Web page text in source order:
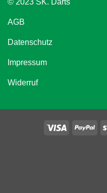
AGB
Datenschutz
Impressum
Widerruf
Visa